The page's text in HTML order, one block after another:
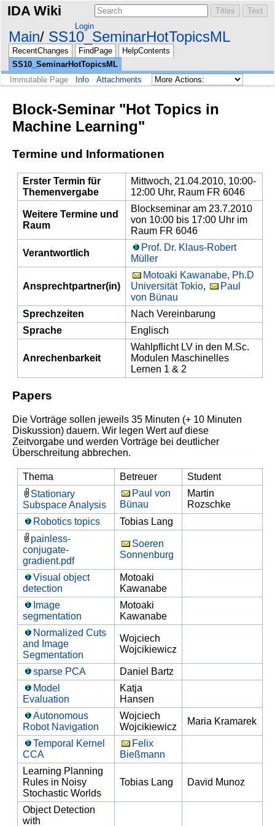
IDA Wiki
Login
Main SS10_SeminarHotTopicsML
RecentChanges FindPage
HelpContents
SS10_SeminarHotTopicsML
Immutable Page
Info Attachments
Block-Seminar "Hot Topics in
Machine Learning"
Termine und Informationen
Erster Termin für
Themenvergabe
Mittwoch, 21.04.2010, 10:00-
12:00 Uhr, Raum FR 6046
Weitere Termine und
Raum
Blockseminar am 23.7.2010
von 10:00 bis 17:00 Uhr im
Raum FR 6046
Verantwortlich
Prof. Dr. Klaus-Robert
Müller
Ansprechtpartner(in)
Motoaki Kawanabe, Ph.D
Universität Tokio,
Paul
von Bünau
Sprechzeiten
Nach Vereinbarung
Sprache
Englisch
Anrechenbarkeit
Wahlpflicht LV in den M.Sc.
Modulen Maschinelles
Lernen 1 & 2
Papers
Die Vorträge sollen jeweils 35 Minuten (+ 10 Minuten
Diskussion) dauern. Wir legen Wert auf diese
Zeitvorgabe und werden Vorträge bei deutlicher
Überschreitung abbrechen.
Thema Betreuer
Student
Stationary
Subspace Analysis
Paul von
Bünau
Martin
Rozschke
Robotics topics
Tobias Lang
painless-
conjugate-
gradient.pdf
Soeren
Sonnenburg
Visual object
detection
Motoaki
Kawanabe
Image
segmentation
Motoaki
Kawanabe
Normalized Cuts
and Image
Segmentation
Wojciech
Wojcikiewicz
sparse PCA
Daniel Bartz
Model
Evaluation
Katja
Hansen
Autonomous
Robot Navigation
Wojciech
Wojcikiewicz
Maria Kramarek
Temporal Kernel
CCA
Felix
Bießmann
Learning Planning
Rules in Noisy
Stochastic Worlds
Tobias Lang David Munoz
Object Detection
with